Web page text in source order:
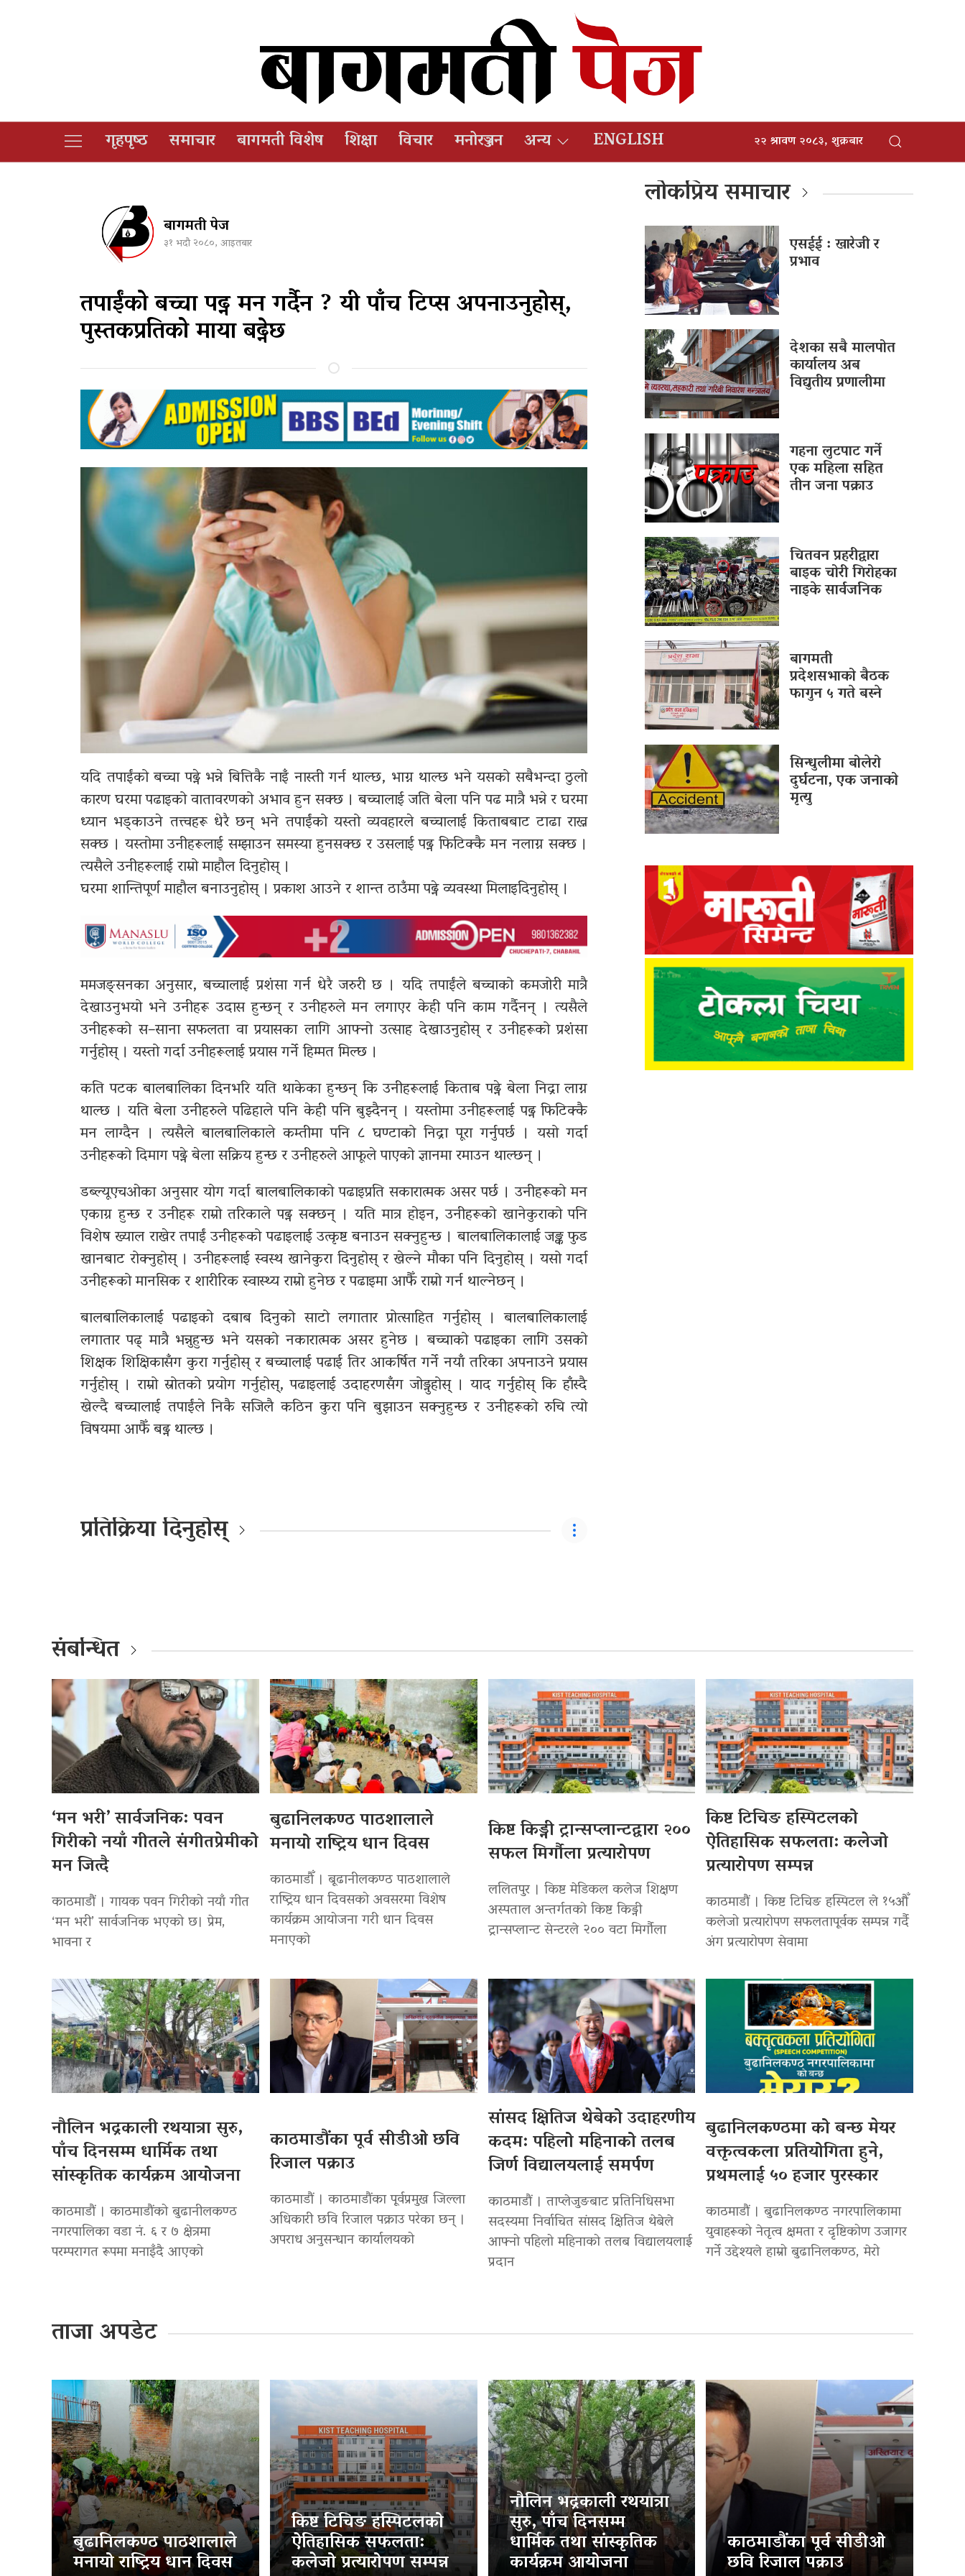
गृहपृष्‍ठ समाचार बागमती विशेष शिक्षा विचार मनोरञ्जन अन्य ENGLISH २२ श्रावण २०८३, शुक्रबार
बागमती पेज
३१ भदौ २०८०, आइतबार
तपाईंको बच्चा पढ्न मन गर्दैन ? यी पाँच टिप्स अपनाउनुहोस्,
पुस्तकप्रतिको माया बढ्नेछ
यदि तपाईंको बच्चा पढ्ने भन्ने बित्तिकै नाइँ नास्ती गर्न थाल्छ, भाग्न थाल्छ भने यसको सबैभन्दा ठुलो
कारण घरमा पढाइको वातावरणको अभाव हुन सक्छ । बच्चालाई जति बेला पनि पढ मात्रै भन्ने र घरमा
ध्यान भड्काउने तत्त्वहरू धेरै छन् भने तपाईंको यस्तो व्यवहारले बच्चालाई किताबबाट टाढा राख्न
सक्छ । यस्तोमा उनीहरूलाई सम्झाउन समस्या हुनसक्छ र उसलाई पढ्न फिटिक्कै मन नलाग्न सक्छ ।
त्यसैले उनीहरूलाई राम्रो माहौल दिनुहोस् ।
घरमा शान्तिपूर्ण माहौल बनाउनुहोस् । प्रकाश आउने र शान्त ठाउँमा पढ्ने व्यवस्था मिलाइदिनुहोस् ।
ममजङ्सनका अनुसार, बच्चालाई प्रशंसा गर्न धेरै जरुरी छ । यदि तपाईंले बच्चाको कमजोरी मात्रै
देखाउनुभयो भने उनीहरू उदास हुन्छन् र उनीहरुले मन लगाएर केही पनि काम गर्दैनन् । त्यसैले
उनीहरूको स–साना सफलता वा प्रयासका लागि आफ्नो उत्साह देखाउनुहोस् र उनीहरूको प्रशंसा
गर्नुहोस् । यस्तो गर्दा उनीहरूलाई प्रयास गर्ने हिम्मत मिल्छ ।
कति पटक बालबालिका दिनभरि यति थाकेका हुन्छन् कि उनीहरूलाई किताब पढ्ने बेला निद्रा लाग्न
थाल्छ । यति बेला उनीहरुले पढिहाले पनि केही पनि बुझ्दैनन् । यस्तोमा उनीहरूलाई पढ्न फिटिक्कै
मन लाग्दैन । त्यसैले बालबालिकाले कम्तीमा पनि ८ घण्टाको निद्रा पूरा गर्नुपर्छ । यसो गर्दा
उनीहरूको दिमाग पढ्ने बेला सक्रिय हुन्छ र उनीहरुले आफूले पाएको ज्ञानमा रमाउन थाल्छन् ।
डब्ल्यूएचओका अनुसार योग गर्दा बालबालिकाको पढाइप्रति सकारात्मक असर पर्छ । उनीहरूको मन
एकाग्र हुन्छ र उनीहरू राम्रो तरिकाले पढ्न सक्छन् । यति मात्र होइन, उनीहरूको खानेकुराको पनि
विशेष ख्याल राखेर तपाईं उनीहरूको पढाइलाई उत्कृष्ट बनाउन सक्नुहुन्छ । बालबालिकालाई जङ्क फुड
खानबाट रोक्नुहोस् । उनीहरूलाई स्वस्थ खानेकुरा दिनुहोस् र खेल्ने मौका पनि दिनुहोस् । यसो गर्दा
उनीहरूको मानसिक र शारीरिक स्वास्थ्य राम्रो हुनेछ र पढाइमा आफैँ राम्रो गर्न थाल्नेछन् ।
बालबालिकालाई पढाइको दबाब दिनुको साटो लगातार प्रोत्साहित गर्नुहोस् । बालबालिकालाई
लगातार पढ् मात्रै भन्नुहुन्छ भने यसको नकारात्मक असर हुनेछ । बच्चाको पढाइका लागि उसको
शिक्षक शिक्षिकासँग कुरा गर्नुहोस् र बच्चालाई पढाई तिर आकर्षित गर्ने नयाँ तरिका अपनाउने प्रयास
गर्नुहोस् । राम्रो स्रोतको प्रयोग गर्नुहोस्, पढाइलाई उदाहरणसँग जोड्नुहोस् । याद गर्नुहोस् कि हाँस्दै
खेल्दै बच्चालाई तपाईंले निकै सजिलै कठिन कुरा पनि बुझाउन सक्नुहुन्छ र उनीहरूको रुचि त्यो
विषयमा आफैँ बढ्न थाल्छ ।
प्रतिक्रिया दिनुहोस्
लोकप्रिय समाचार
एसईई : खारेजी र
प्रभाव
देशका सबै मालपोत
कार्यालय अब
विद्युतीय प्रणालीमा
गहना लुटपाट गर्ने
एक महिला सहित
तीन जना पक्राउ
चितवन प्रहरीद्वारा
बाइक चोरी गिरोहका
नाइके सार्वजनिक
बागमती
प्रदेशसभाको बैठक
फागुन ५ गते बस्ने
सिन्धुलीमा बोलेरो
दुर्घटना, एक जनाको
मृत्यु
संबन्धित
‘मन भरी’ सार्वजनिक: पवन
गिरीको नयाँ गीतले संगीतप्रेमीको
मन जित्दै
काठमाडौं । गायक पवन गिरीको नयाँ गीत
‘मन भरी’ सार्वजनिक भएको छ। प्रेम,
भावना र
बुढानिलकण्ठ पाठशालाले
मनायो राष्ट्रिय धान दिवस
काठमाडौँ । बूढानीलकण्ठ पाठशालाले
राष्ट्रिय धान दिवसको अवसरमा विशेष
कार्यक्रम आयोजना गरी धान दिवस
मनाएको
किष्ट किड्नी ट्रान्सप्लान्टद्वारा २००
सफल मिर्गौला प्रत्यारोपण
ललितपुर । किष्ट मेडिकल कलेज शिक्षण
अस्पताल अन्तर्गतको किष्ट किड्नी
ट्रान्सप्लान्ट सेन्टरले २०० वटा मिर्गौला
किष्ट टिचिङ हस्पिटलको
ऐतिहासिक सफलता: कलेजो
प्रत्यारोपण सम्पन्न
काठमाडौं । किष्ट टिचिङ हस्पिटल ले १५औँ
कलेजो प्रत्यारोपण सफलतापूर्वक सम्पन्न गर्दै
अंग प्रत्यारोपण सेवामा
नौलिन भद्रकाली रथयात्रा सुरु,
पाँच दिनसम्म धार्मिक तथा
सांस्कृतिक कार्यक्रम आयोजना
काठमाडौं । काठमाडौंको बुढानीलकण्ठ
नगरपालिका वडा नं. ६ र ७ क्षेत्रमा
परम्परागत रूपमा मनाइँदै आएको
काठमाडौंका पूर्व सीडीओ छवि
रिजाल पक्राउ
काठमाडौं । काठमाडौंका पूर्वप्रमुख जिल्ला
अधिकारी छवि रिजाल पक्राउ परेका छन् ।
अपराध अनुसन्धान कार्यालयको
सांसद क्षितिज थेबेको उदाहरणीय
कदम: पहिलो महिनाको तलब
जिर्ण विद्यालयलाई समर्पण
काठमाडौं । ताप्लेजुङबाट प्रतिनिधिसभा
सदस्यमा निर्वाचित सांसद क्षितिज थेबेले
आफ्नो पहिलो महिनाको तलब विद्यालयलाई
प्रदान
बुढानिलकण्ठमा को बन्छ मेयर
वक्तृत्वकला प्रतियोगिता हुने,
प्रथमलाई ५० हजार पुरस्कार
काठमाडौं । बुढानिलकण्ठ नगरपालिकामा
युवाहरूको नेतृत्व क्षमता र दृष्टिकोण उजागर
गर्ने उद्देश्यले हाम्रो बुढानिलकण्ठ, मेरो
ताजा अपडेट
बुढानिलकण्ठ पाठशालाले
मनायो राष्ट्रिय धान दिवस
किष्ट टिचिङ हस्पिटलको
ऐतिहासिक सफलता:
कलेजो प्रत्यारोपण सम्पन्न
नौलिन भद्रकाली रथयात्रा
सुरु, पाँच दिनसम्म
धार्मिक तथा सांस्कृतिक
कार्यक्रम आयोजना
काठमाडौंका पूर्व सीडीओ
छवि रिजाल पक्राउ